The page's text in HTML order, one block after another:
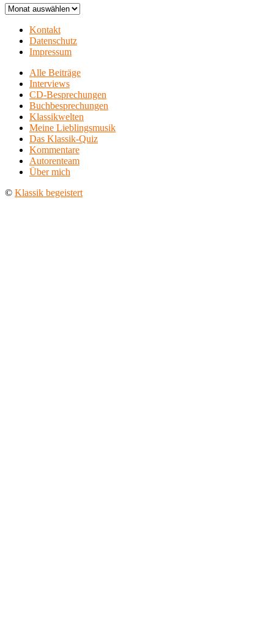
Archiv
Kontakt
Datenschutz
Impressum
Alle Beiträge
Interviews
CD-Besprechungen
Buchbesprechungen
Klassikwelten
Meine Lieblingsmusik
Das Klassik-Quiz
Kommentare
Autorenteam
Über mich
© Klassik begeistert